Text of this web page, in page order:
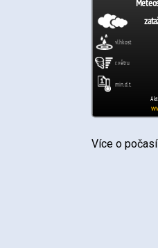
Více o počasí